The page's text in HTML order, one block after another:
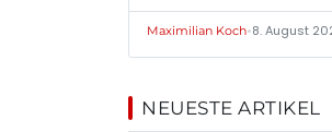
Maximilian Koch•8. August
NEUESTE ARTIKEL